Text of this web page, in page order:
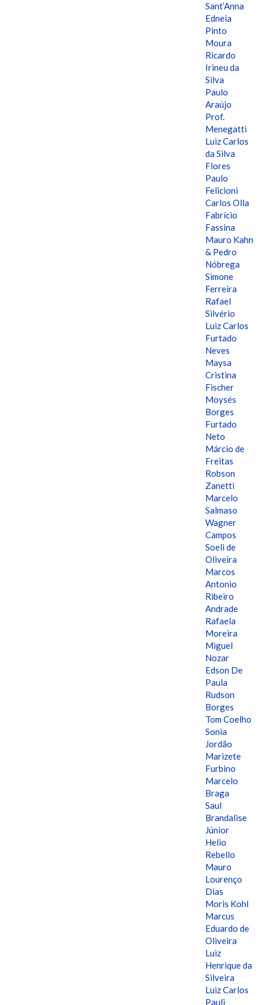
Sant’Anna
Edneia
Pinto
Moura
Ricardo
Irineu da
Silva
Paulo
Araújo
Prof.
Menegatti
Luiz Carlos
da Silva
Flores
Paulo
Felicioni
Carlos Olla
Fabrício
Fassina
Mauro Kahn
& Pedro
Nóbrega
Simone
Ferreira
Rafael
Silvério
Luiz Carlos
Furtado
Neves
Maysa
Cristina
Fischer
Moysés
Borges
Furtado
Neto
Márcio de
Freitas
Robson
Zanetti
Marcelo
Salmaso
Wagner
Campos
Soeli de
Oliveira
Marcos
Antonio
Ribeiro
Andrade
Rafaela
Moreira
Miguel
Nozar
Edson De
Paula
Rudson
Borges
Tom Coelho
Sonia
Jordão
Marizete
Furbino
Marcelo
Braga
Saul
Brandalise
Júnior
Helio
Rebello
Mauro
Lourenço
Dias
Moris Kohl
Marcus
Eduardo de
Oliveira
Luiz
Henrique da
Silveira
Luiz Carlos
Pauli